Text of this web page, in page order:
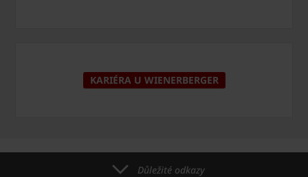
KARIÉRA U WIENERBERGER
Důležité odkazy